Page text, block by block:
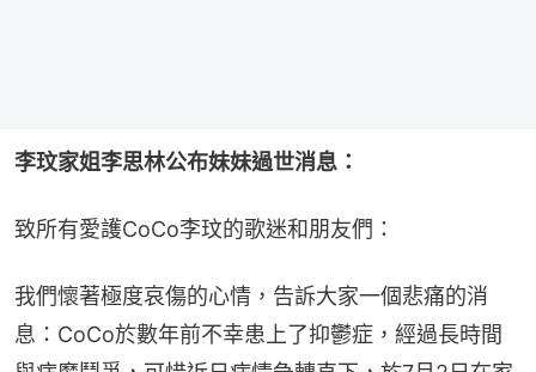
李玟家姐李思林公布妹妹過世消息：
致所有愛護CoCo李玟的歌迷和朋友們：
我們懷著極度哀傷的心情，告訴大家一個悲痛的消
息：CoCo於數年前不幸患上了抑鬱症，經過長時間